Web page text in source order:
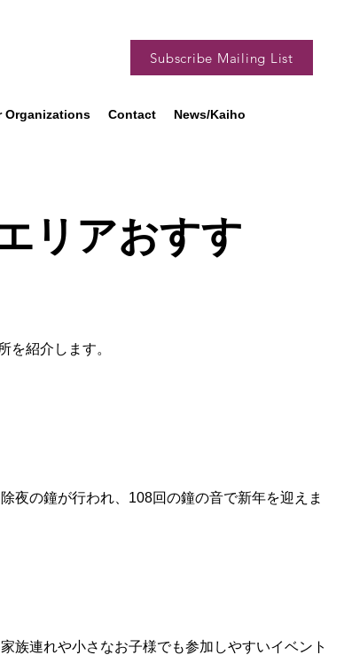
Subscribe Mailing List
Organizations Contact News/Kaiho
リアおすす
を紹介します。
夜の鐘が行われ、108回の鐘の音で新年を迎えま
族連れや小さなお子様でも参加しやすいイベント